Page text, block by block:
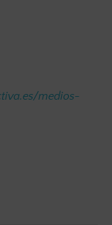
medios-